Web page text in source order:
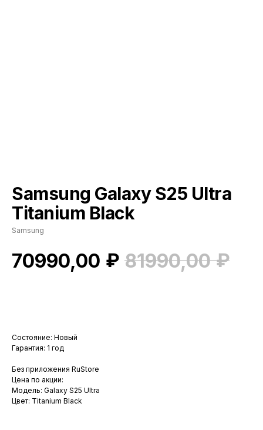
Samsung Galaxy S25 Ultra
Titanium Black
Samsung
70990,00 ₽ 81990,00 ₽
Состояние: Новый
Гарантия: 1 год
Без приложения RuStore
Цена по акции:
Модель: Galaxy S25 Ultra
Цвет: Titanium Black